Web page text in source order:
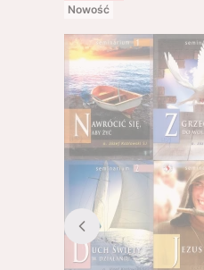
Nowość